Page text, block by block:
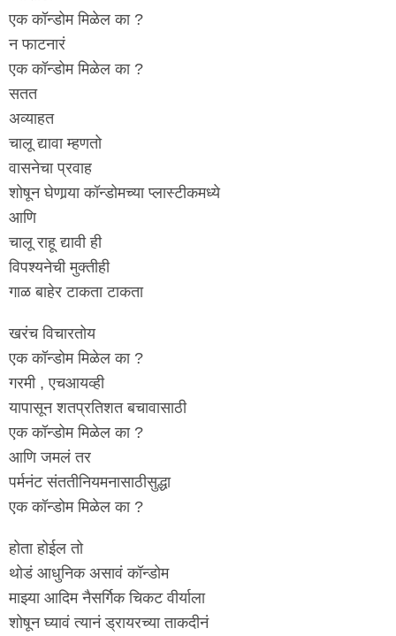
एक कॉन्डोम मिळेल का ?
न फाटनारं
एक कॉन्डोम मिळेल का ?
सतत
अव्याहत
चालू द्यावा म्हणतो
वासनेचा प्रवाह
शोषून घेणार्‍या कॉन्डोमच्या प्लास्टीकमध्ये
आणि
चालू राहू द्यावी ही
विपश्यनेची मुक्तीही
गाळ बाहेर टाकता टाकता
खरंच विचारतोय
एक कॉन्डोम मिळेल का ?
गरमी , एचआयव्ही
यापासून शतप्रतिशत बचावासाठी
एक कॉन्डोम मिळेल का ?
आणि जमलं तर
पर्मनंट संततीनियमनासाठीसुद्धा
एक कॉन्डोम मिळेल का ?
होता होईल तो
थोडं आधुनिक असावं कॉन्डोम
माझ्या आदिम नैसर्गिक चिकट वीर्याला
शोषून घ्यावं त्यानं ड्रायरच्या ताकदीनं